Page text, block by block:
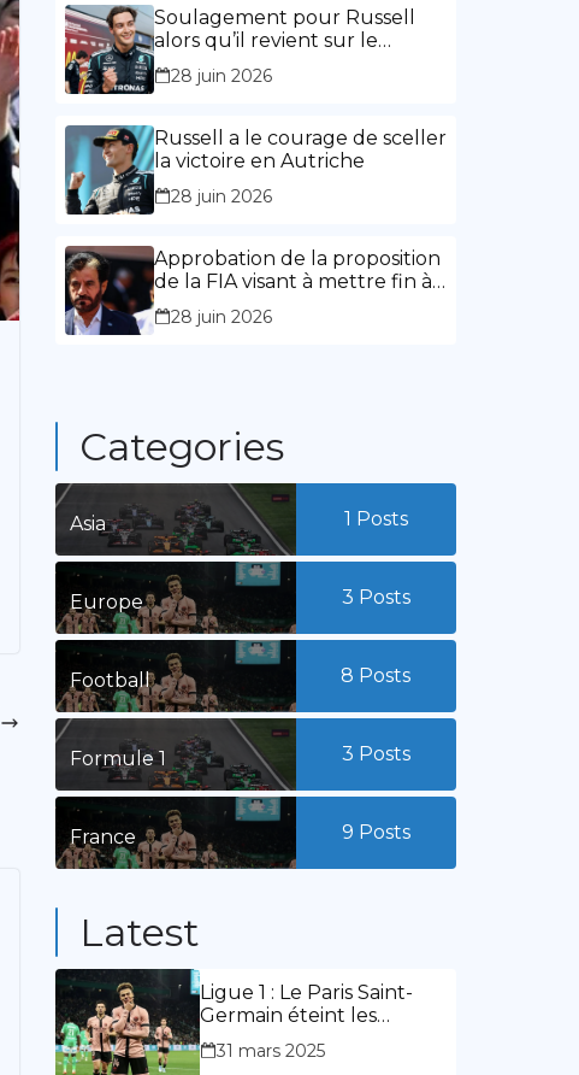
l’expérience »
Soulagement pour Russell
alors qu’il revient sur le
chemin de la victoire
28 juin 2026
Russell a le courage de sceller
la victoire en Autriche
28 juin 2026
Approbation de la proposition
de la FIA visant à mettre fin à
la limitation des mandats de
présidence
28 juin 2026
Categories
Asia 1 Posts
Europe 3 Posts
Football 8 Posts
Formule 1 3 Posts
France 9 Posts
Latest
Ligue 1 : Le Paris Saint-
Germain éteint les
lumières du stade
Geoffroy Guichard. Stassin
31 mars 2025